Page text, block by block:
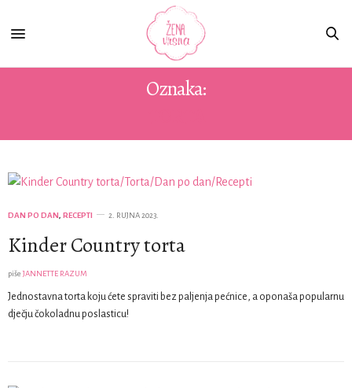
Oznaka:
DAN PO DAN, RECEPTI 2. RUJNA 2023.
Kinder Country torta
piše JANNETTE RAZUM
Jednostavna torta koju ćete spraviti bez paljenja pećnice, a oponaša popularnu
dječju čokoladnu poslasticu!